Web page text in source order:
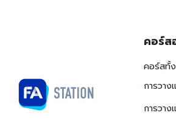
คอร์ส
คอร์สทั้
การวา
การวาง